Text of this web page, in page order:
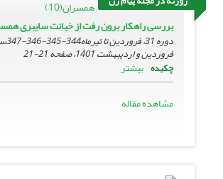
بررسی راهکار برون رفت از خیانت سایبری
فروردین و اردیبهشت 1401، صفحه
21-21
چکیده بیشتر
مشاهده مقاله